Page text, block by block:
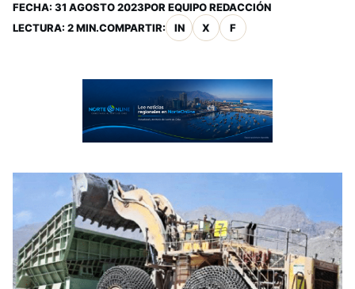
FECHA: 31 AGOSTO 2023POR EQUIPO REDACCIÓN
LECTURA: 2 MIN.COMPARTIR: IN X F